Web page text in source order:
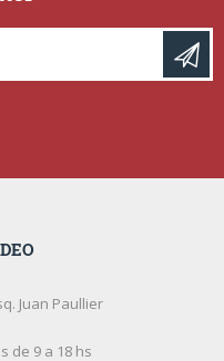
Juan Paullier
de 9 a 18 hs